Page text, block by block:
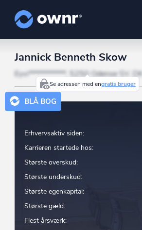
Jannick Benneth Skow
Eyvi***********, 5250 Odense SV, DK
Se adressen med engratis bruger
BLÅ BOG
Erhvervsaktiv siden:
Karrieren startede hos:
Største overskud:
Største underskud:
Største egenkapital:
Største gæld:
Flest årsværk: